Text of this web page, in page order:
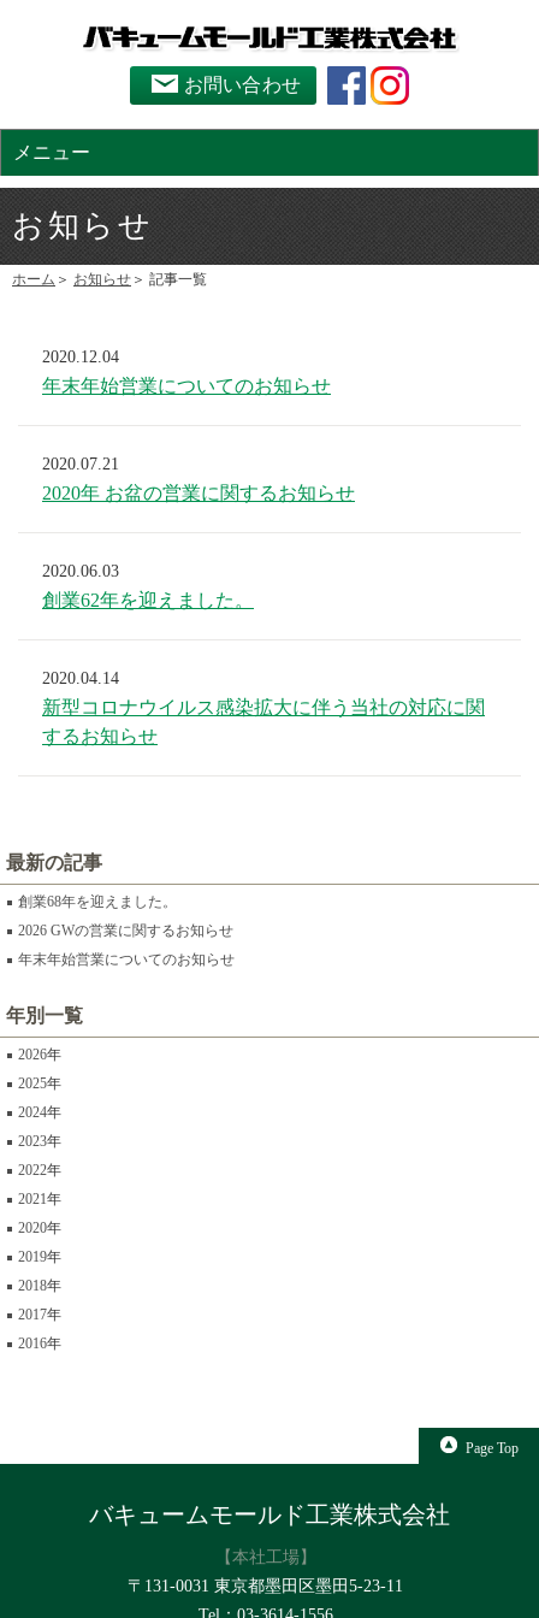
お問い合わせ
メニュー
お知らせ
ホーム お知らせ 記事一覧
2020.12.04
年末年始営業についてのお知らせ
2020.07.21
2020年 お盆の営業に関するお知らせ
2020.06.03
創業62年を迎えました。
2020.04.14
新型コロナウイルス感染拡大に伴う当社の対応に関
するお知らせ
最新の記事
創業68年を迎えました。
2026 GWの営業に関するお知らせ
年末年始営業についてのお知らせ
年別一覧
2026
2025
2024
2023
2022
2021
2020
2019
2018
2017
2016
Page Top
バキュームモールド工業株式会社
【本社工場】
〒131-0031 東京都墨田区墨田5-23-11